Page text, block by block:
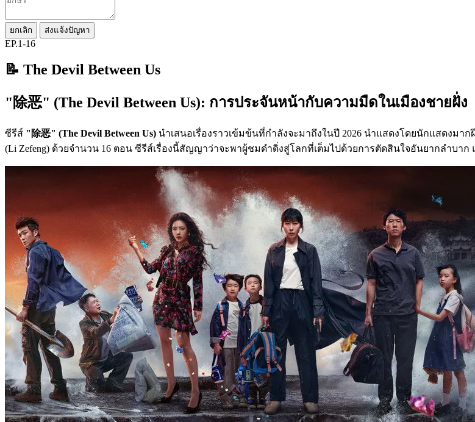
ยกเลิก ส่งแจ้งปัญหา
EP.1-16
📝 The Devil Between Us
"除恶" (The Devil Between Us): การประจันหน้ากับความมืดในเมืองชายฝั่ง
ซีรีส์ "除恶" (The Devil Between Us) นำเสนอเรื่องราวเข้มข้นที่กำลังจะมาถึงในปี 2026 นำแสดงโดยนักแสดงมากฝี
(Li Zefeng) ด้วยจำนวน 16 ตอน ซีรีส์เรื่องนี้สัญญาว่าจะพาผู้ชมดำดิ่งสู่โลกที่เต็มไปด้วยการตัดสินใจอันยากลำบา